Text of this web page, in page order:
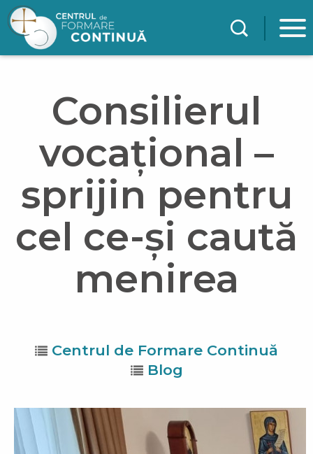
Mergi la conţinutul principal
Consilierul
vocațional –
sprijin pentru
cel ce-și caută
menirea
Centrul de Formare Continuă
Blog